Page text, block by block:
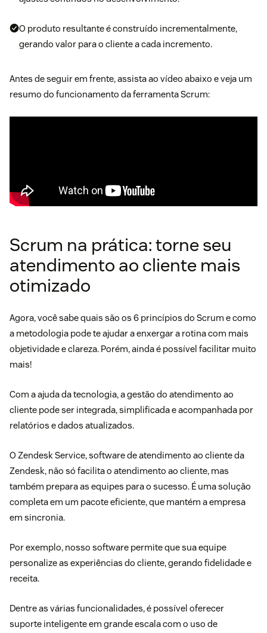
O produto resultante é construído incrementalmente,
gerando valor para o cliente a cada incremento.
Antes de seguir em frente, assista ao vídeo abaixo e veja um
resumo do funcionamento da ferramenta Scrum:
Scrum na prática: torne seu
atendimento ao cliente mais
otimizado
Agora, você sabe quais são os 6 princípios do Scrum e como
a metodologia pode te ajudar a enxergar a rotina com mais
objetividade e clareza. Porém, ainda é possível facilitar muito
mais!
Com a ajuda da tecnologia, a gestão do atendimento ao
cliente pode ser integrada, simplificada e acompanhada por
relatórios e dados atualizados.
O Zendesk Service, software de atendimento ao cliente da
Zendesk, não só facilita o atendimento ao cliente, mas
também prepara as equipes para o sucesso. É uma solução
completa em um pacote eficiente, que mantém a empresa
em sincronia.
Por exemplo, nosso software permite que sua equipe
personalize as experiências do cliente, gerando fidelidade e
receita.
Dentre as várias funcionalidades, é possível oferecer
suporte inteligente em grande escala com o uso de